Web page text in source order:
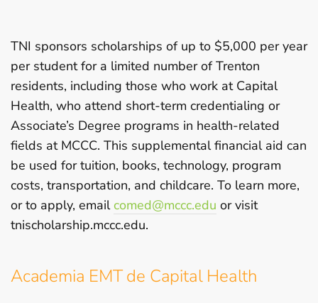
TNI sponsors scholarships of up to $5,000 per year
per student for a limited number of Trenton
residents, including those who work at Capital
Health, who attend short-term credentialing or
Associate’s Degree programs in health-related
fields at MCCC. This supplemental financial aid can
be used for tuition, books, technology, program
costs, transportation, and childcare. To learn more,
or to apply, emailcomed@mccc.edu or visit
tnischolarship.mccc.edu.
Academia EMT de Capital Health